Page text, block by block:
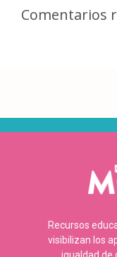
Comentarios
Recursos
visibilizan los
igualdad de